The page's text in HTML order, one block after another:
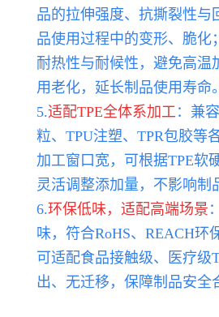
品的拉伸强度、抗撕裂性与
品使用过程中的变形、脆化
耐热性与耐候性，避免高温
用老化，延长制品使用寿命。
5.适配TPE全体系加工 ：兼
粒、TPU注塑、TPR包胶等
加工窗口宽，可根据TPE软
灵活调整添加量，不影响制
6.环保低味，适配高端场景
味，符合RoHS、REACH环
可适配食品接触级、医疗级
出、无迁移，保障制品安全